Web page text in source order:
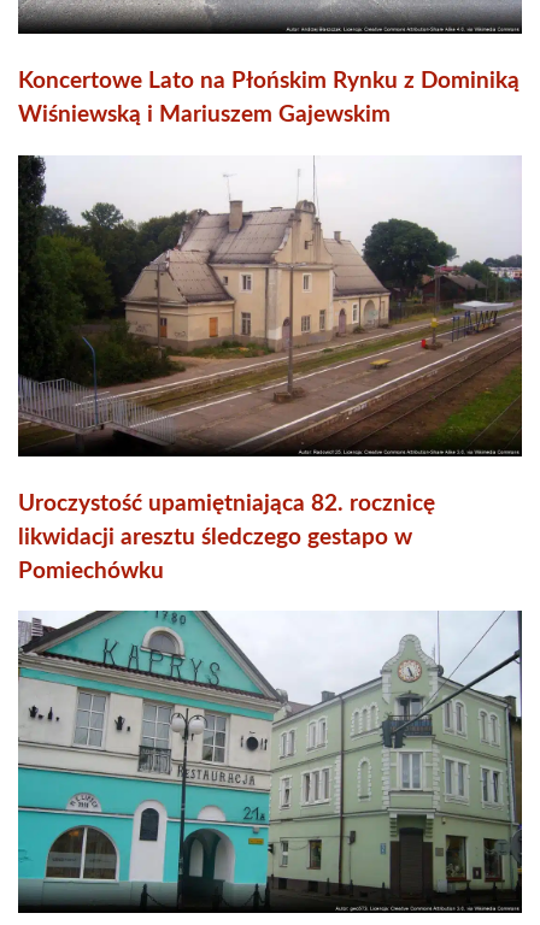
Koncertowe Lato na Płońskim Rynku z Dominiką
Wiśniewską i Mariuszem Gajewskim
Uroczystość upamiętniająca 82. rocznicę
likwidacji aresztu śledczego gestapo w
Pomiechówku